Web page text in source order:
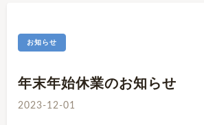
お知らせ
年末年始休業のお知らせ
2023-12-01